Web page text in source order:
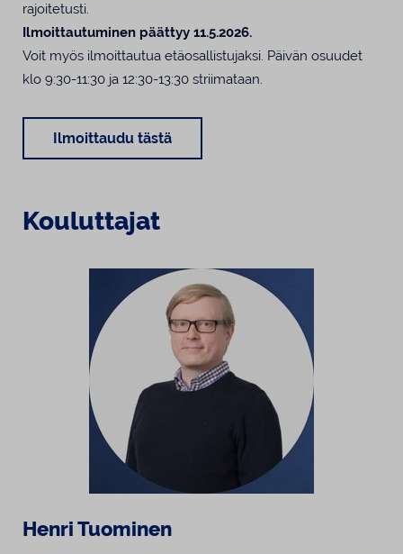
rajoitetusti.
Ilmoittautuminen päättyy 11.5.2026.
Voit myös ilmoittautua etäosallistujaksi. Päivän osuudet
klo 9:30-11:30 ja 12:30-13:30 striimataan.
Ilmoittaudu tästä
Kouluttajat
Henri Tuominen